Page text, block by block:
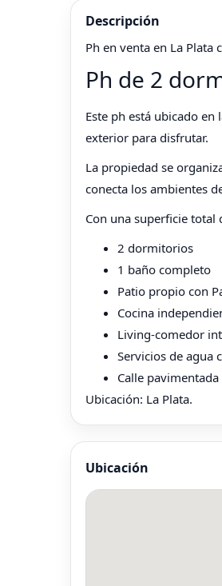
Descripción
Ph en venta en La
Ph de 2
Este ph está ubicado
exterior para disfrutar.
La propiedad se
conecta los ambientes
Con una superficie total
2 dormitorios
1 baño completo
Patio propio con
Cocina
Living-comedor
Servicios de agua
Calle pavimentada
Ubicación: La Plata.
Ubicación